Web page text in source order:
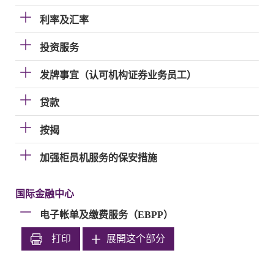
利率及汇率
投资服务
发牌事宜（认可机构证券业务员工）
贷款
按揭
加强柜员机服务的保安措施
国际金融中心
电子帐单及缴费服务（EBPP）
打印 展開这个部分